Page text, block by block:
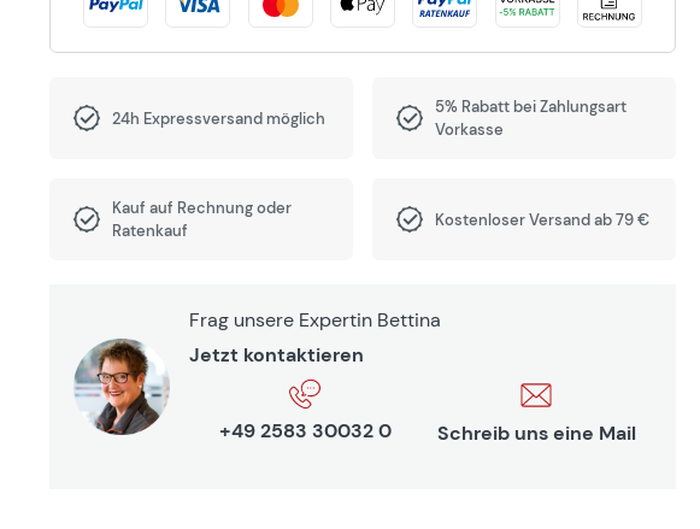
24h Expressversand möglich
5% Rabatt bei Zahlungsart
Vorkasse
Kauf auf Rechnung oder
Ratenkauf
Kostenloser Versand ab 79 €
Frag unsere Expertin Bettina
Jetzt kontaktieren
+49 2583 30032 0 Schreib uns eine Mail